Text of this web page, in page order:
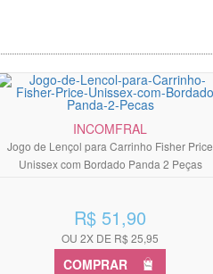
INCOMFRAL
Jogo de Lençol para Carrinho Fisher Price
Unissex com Bordado Panda 2 Peças
R$ 51,90
OU 2X DE R$ 25,95
COMPRAR